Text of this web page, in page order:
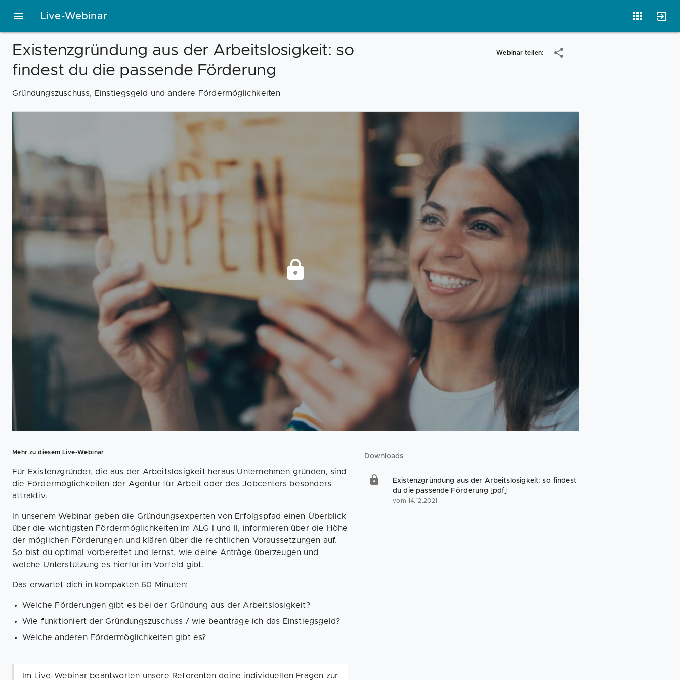
Live-Webinar
Webinare
Club
Existenzgründung aus der Arbeitslosigkeit: so
findest du die passende Förderung
Webinar teilen:
Gründungszuschuss, Einstiegsgeld und andere Fördermöglichkeiten
Mehr zu diesem Live-Webinar
Für Existenzgründer, die aus der Arbeitslosigkeit heraus Unternehmen gründen, sind
die Fördermöglichkeiten der Agentur für Arbeit oder des Jobcenters besonders
attraktiv.
In unserem Webinar geben die Gründungsexperten von Erfolgspfad einen Überblick
über die wichtigsten Fördermöglichkeiten im ALG I und II, informieren über die Höhe
der möglichen Förderungen und klären über die rechtlichen Voraussetzungen auf.
So bist du optimal vorbereitet und lernst, wie deine Anträge überzeugen und
welche Unterstützung es hierfür im Vorfeld gibt.
Das erwartet dich in kompakten 60 Minuten:
Welche Förderungen gibt es bei der Gründung aus der Arbeitslosigkeit?
Wie funktioniert der Gründungszuschuss / wie beantrage ich das Einstiegsgeld?
Welche anderen Fördermöglichkeiten gibt es?
Im Live-Webinar beantworten unsere Referenten deine individuellen Fragen zur
Downloads
Existenzgründung aus der Arbeitslosigkeit: so findest
du die passende Förderung [pdf]
vom 14.12.2021